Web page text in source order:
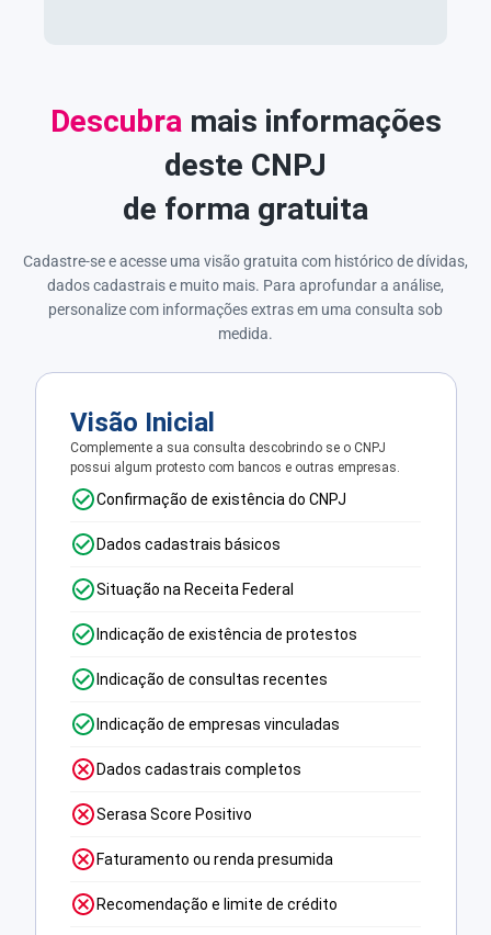
Descubra mais informações
deste CNPJ
de forma gratuita
Cadastre-se e acesse uma visão gratuita com histórico de dívidas,
dados cadastrais e muito mais. Para aprofundar a análise,
personalize com informações extras em uma consulta sob
medida.
Visão Inicial
Complemente a sua consulta descobrindo se o CNPJ
possui algum protesto com bancos e outras empresas.
Confirmação de existência do CNPJ
Dados cadastrais básicos
Situação na Receita Federal
Indicação de existência de protestos
Indicação de consultas recentes
Indicação de empresas vinculadas
Dados cadastrais completos
Serasa Score Positivo
Faturamento ou renda presumida
Recomendação e limite de crédito